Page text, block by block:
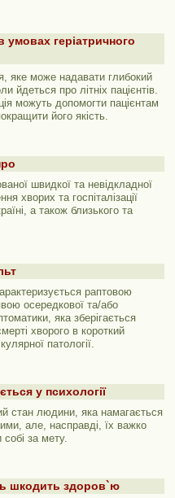
умовах геріатричного
яке може надавати глибокий
про літніх пацієнтів.
можуть допомогти пацієнтам
його якість.
швидкої та невідкладної
хворих та госпіталізації
а також близького та
раптовою
осередкової та/або
яка зберігається
хворого в короткий
патології.
у психології
стан людини, яка намагається
але, насправді, їх важко
за мету.
шкодить здоров`ю